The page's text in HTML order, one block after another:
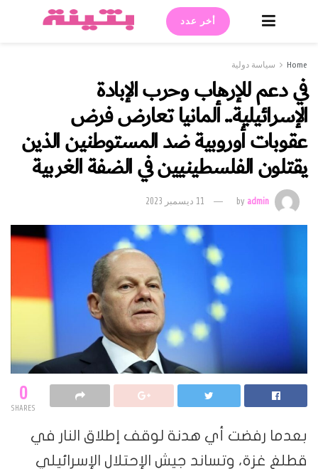
أخر عدد
Home سياسة دولية
في دعم للإرهاب وحرب الإبادة
الإسرائيلية.. ألمانيا تعارض فرض
عقوبات أوروبية ضد المستوطنين الذين
يقتلون الفلسطينيين في الضفة الغربية
byadmin 11 ديسمبر 2023
0
SHARES
بعدما رفضت أي هدنة لوقف إطلاق النار في
قطلغ غزة، وتساند جيش الإحتلال الإسرائيلي